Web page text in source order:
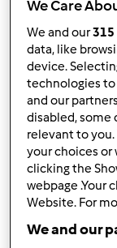
Anónimo (não
Dom, 2011-06-05
bom dia,
We Care
We and our315
data, like
device.
technologies to
and our
disabled, some
relevant to
your choices
clicking the
webpage .Your
Website. For
We and our